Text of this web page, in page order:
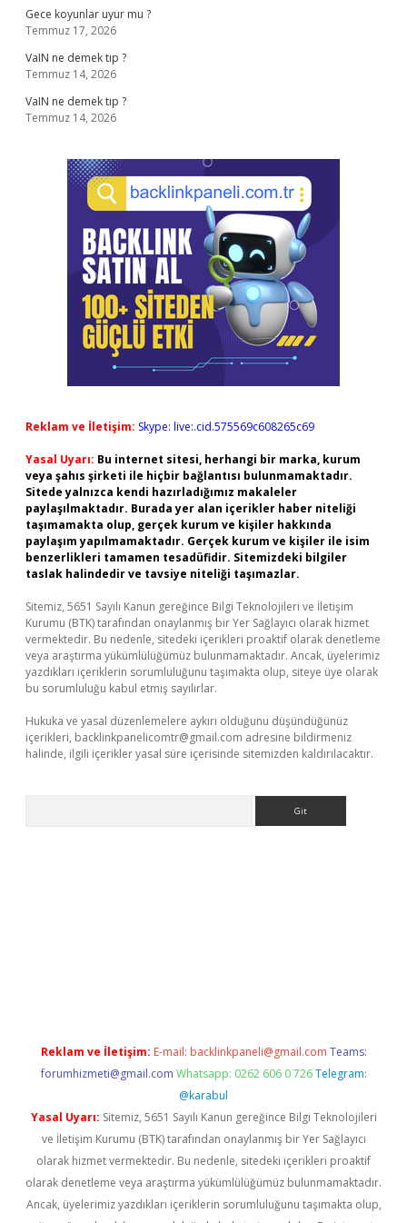
Gece koyunlar uyur mu ?
Temmuz 17, 2026
VaIN ne demek tıp ?
Temmuz 14, 2026
VaIN ne demek tıp ?
Temmuz 14, 2026
Reklam ve İletişim: Skype: live:.cid.575569c608265c69
Yasal Uyarı: Bu internet sitesi, herhangi bir marka, kurum
veya şahıs şirketi ile hiçbir bağlantısı bulunmamaktadır.
Sitede yalnızca kendi hazırladığımız makaleler
paylaşılmaktadır. Burada yer alan içerikler haber niteliği
taşımamakta olup, gerçek kurum ve kişiler hakkında
paylaşım yapılmamaktadır. Gerçek kurum ve kişiler ile isim
benzerlikleri tamamen tesadüfidir. Sitemizdeki bilgiler
taslak halindedir ve tavsiye niteliği taşımazlar.
Sitemiz, 5651 Sayılı Kanun gereğince Bilgi Teknolojileri ve İletişim
Kurumu (BTK) tarafından onaylanmış bir Yer Sağlayıcı olarak hizmet
vermektedir. Bu nedenle, sitedeki içerikleri proaktif olarak denetleme
veya araştırma yükümlülüğümüz bulunmamaktadır. Ancak, üyelerimiz
yazdıkları içeriklerin sorumluluğunu taşımakta olup, siteye üye olarak
bu sorumluluğu kabul etmiş sayılırlar.
Hukuka ve yasal düzenlemelere aykırı olduğunu düşündüğünüz
içerikleri, backlinkpanelicomtr@gmail.com adresine bildirmeniz
halinde, ilgili içerikler yasal süre içerisinde sitemizden kaldırılacaktır.
Reklam ve İletişim: E-mail: backlinkpaneli@gmail.com Teams:
forumhizmeti@gmail.com Whatsapp: 0262 606 0 726 Telegram:
@karabul
Yasal Uyarı: Sitemiz, 5651 Sayılı Kanun gereğince Bilgi Teknolojileri
ve İletişim Kurumu (BTK) tarafından onaylanmış bir Yer Sağlayıcı
olarak hizmet vermektedir. Bu nedenle, sitedeki içerikleri proaktif
olarak denetleme veya araştırma yükümlülüğümüz bulunmamaktadır.
Ancak, üyelerimiz yazdıkları içeriklerin sorumluluğunu taşımakta olup,